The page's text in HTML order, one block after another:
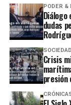
PODER &
Diálogo
dudas
Crisis
presión